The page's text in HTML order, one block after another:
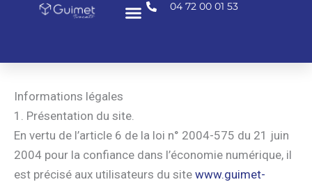
04 72 00 01 53
Informations légales
1. Présentation du site.
En vertu de l’article 6 de la loi n° 2004-575 du 21 juin
2004 pour la confiance dans l’économie numérique, il
est précisé aux utilisateurs du site www.guimet-